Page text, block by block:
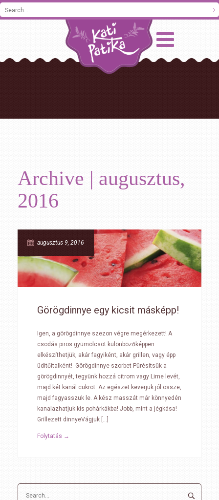
Archive | augusztus,
2016
augusztus 9, 2016
Görögdinnye egy kicsit másképp!
Igen, a görögdinnye szezon végre megérkezett! A
csodás piros gyümölcsöt különbözőképpen
elkészíthetjük, akár fagyiként, akár grillen, vagy épp
üditőitalként! Görögdinnye szorbet Pürésítsük a
görögdinnyét, tegyünk hozzá citrom vagy Lime levét,
majd két kanál cukrot. Az egészet keverjük jól össze,
majd fagyasszuk le. A kész masszát már könnyedén
kanalazhatjuk kis pohárkákba! Jobb, mint a jégkása!
Grillezett dinnyeVágjuk […]
Folytatás →